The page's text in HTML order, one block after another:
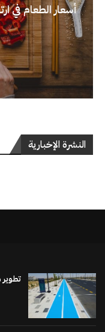
أسعار الطعام في
النشرة الإخبارية